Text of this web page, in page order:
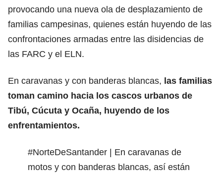
provocando una nueva ola de desplazamiento de
familias campesinas, quienes están huyendo de las
confrontaciones armadas entre las disidencias de
las FARC y el ELN.
En caravanas y con banderas blancas, las familias
toman camino hacia los cascos urbanos de
Tibú, Cúcuta y Ocaña, huyendo de los
enfrentamientos.
#NorteDeSantander | En caravanas de
motos y con banderas blancas, así están